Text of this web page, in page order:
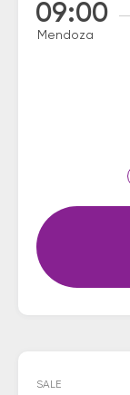
09:00
Mendoza
SALE